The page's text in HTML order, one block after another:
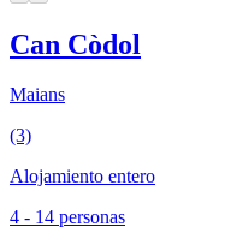
Can Còdol
Maians
(3)
Alojamiento entero
4 - 14 personas